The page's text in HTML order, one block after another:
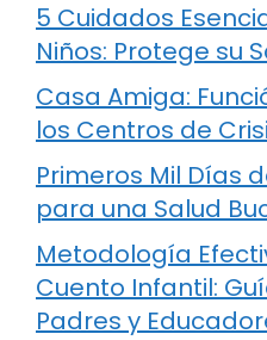
5 Cuidados
Niños: Protege su
Casa Amiga:
los Centros de
Primeros Mil Días
para una Salud
Metodología
Cuento Infantil:
Padres y